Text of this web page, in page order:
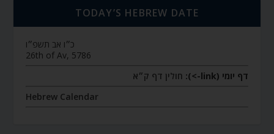
TODAY’S HEBREW DATE
כ״ו אב תשפ״ו
26th of Av, 5786
דף יומי (link->):
חולין דף ק״א
Hebrew Calendar